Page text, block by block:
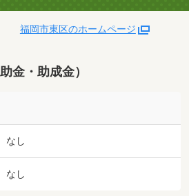
福岡市東区のホームページ
金・助成金）
なし
なし